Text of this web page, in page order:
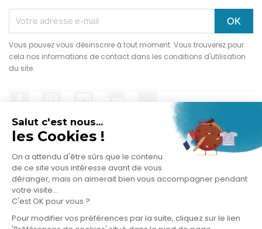
Vous pouvez vous désinscrire à tout moment. Vous trouverez pour
cela nos informations de contact dans les conditions d'utilisation
du site.
PRODUITS
NOTRE SOCIÉTÉ
Salut c'est nous...
les Cookies !
On a attendu d'être sûrs que le contenu
de ce site vous intéresse avant de vous
déranger, mais on aimerait bien vous accompagner pendant
votre visite...
C'est OK pour vous ?
Pour modifier vos préférences par la suite, cliquez sur le lien